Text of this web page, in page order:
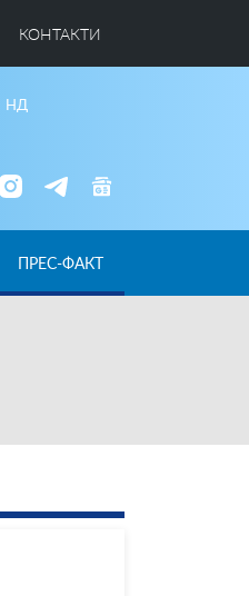
КОНТАКТИ
НД
ПРЕС-ФАКТ